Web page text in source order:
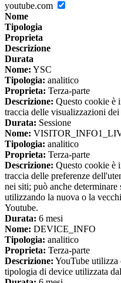
youtube.com
Nome
Tipologia
Proprieta
Descrizione
Durata
Nome: YSC
Tipologia: analitico
Proprieta: Terza-parte
Descrizione: Questo cookie è
traccia delle visualizzazioni
Durata: Sessione
Nome:
Tipologia: analitico
Proprieta: Terza-parte
Descrizione: Questo cookie è
traccia delle preferenze
nei siti; può anche
utilizzando la nuova o la
Youtube.
Durata: 6 mesi
Nome: DEVICE_INFO
Tipologia: analitico
Proprieta: Terza-parte
Descrizione: YouTube utilizza
tipologia di device utilizzata